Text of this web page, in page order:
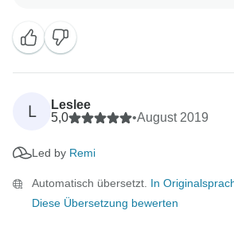
L
Leslee
5,0
•August 2019
Led by Remi
Automatisch übersetzt. In
Diese Übersetzung bewerten